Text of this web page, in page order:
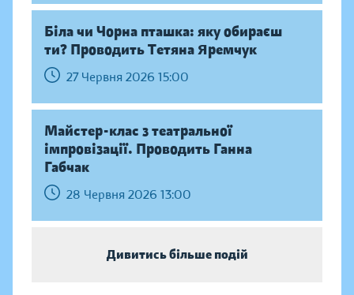
Біла чи Чорна пташка: яку обираєш
ти? Проводить Тетяна Яремчук
27 Червня 2026 15:00
Майстер-клас з театральної
імпровізації. Проводить Ганна
Габчак
28 Червня 2026 13:00
Дивитись більше подій